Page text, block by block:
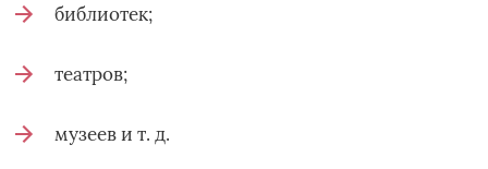
библиотек;
театров;
музеев и т. д.